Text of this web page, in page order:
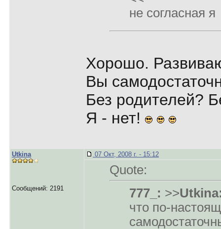
не согласная я
Хорошо.
Вы
Без родителей?
Я - нет!
Utkina
Сообщений: 2191
07 Окт, 2008 г. - 15:12
Quote:
777_: >>
что по-